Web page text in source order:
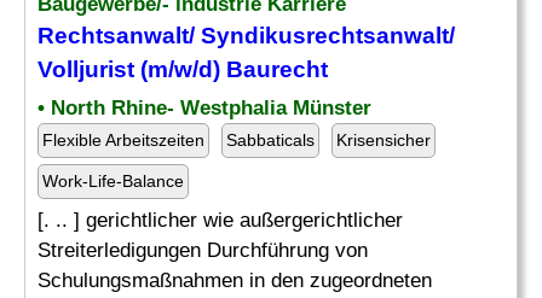
Rechtsanwalt/ Syndikusrechtsanwalt/
Volljurist (m/w/d) Baurecht
• North Rhine- Westphalia Münster
Flexible Arbeitszeiten Sabbaticals Krisensicher
Work-Life-Balance
[. .. ] gerichtlicher wie außergerichtlicher
Streiterledigungen Durchführung von
Schulungsmaßnahmen in den zugeordneten